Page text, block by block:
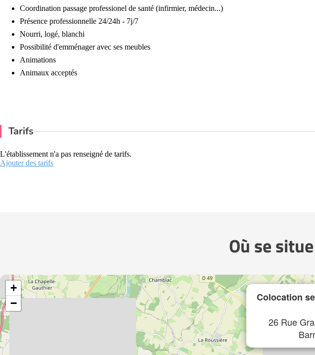
Coordination passage professionel de santé (infirmier, médecin...)
Présence professionnelle 24/24h - 7j/7
Nourri, logé, blanchi
Possibilité d'emménager avec ses meubles
Animations
Animaux acceptés
Tarifs
L'établissement n'a pas renseigné de tarifs.
Ajouter des tarifs
Où se
Colocation
26 Rue
+
−